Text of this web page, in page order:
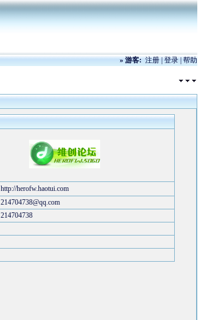
» 游客:注册|登录|帮助
http://herofw.haotui.com
214704738@qq.com
214704738